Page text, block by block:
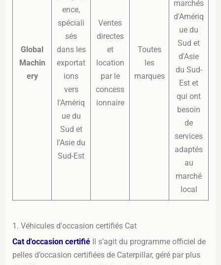
Global
Machin
ery
ence,
spéciali
sés
dans les
exportat
ions
vers
l'Amériq
ue du
Sud et
l'Asie du
Sud-Est
Ventes
directes
et
location
par le
concess
ionnaire
Toutes
les
marques
marchés
d'Amériq
ue du
Sud et
d'Asie
du Sud-
Est et
qui ont
besoin
de
services
adaptés
au
marché
local
1. Véhicules d'occasion certifiés Cat
Cat d'occasion certifié Il s’agit du programme officiel de
pelles d’occasion certifiées de Caterpillar, géré par plus